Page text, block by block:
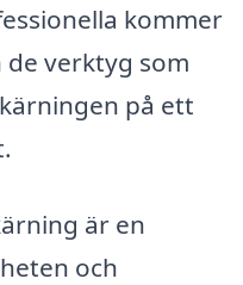
kommer
verktyg som
på ett
är en
och